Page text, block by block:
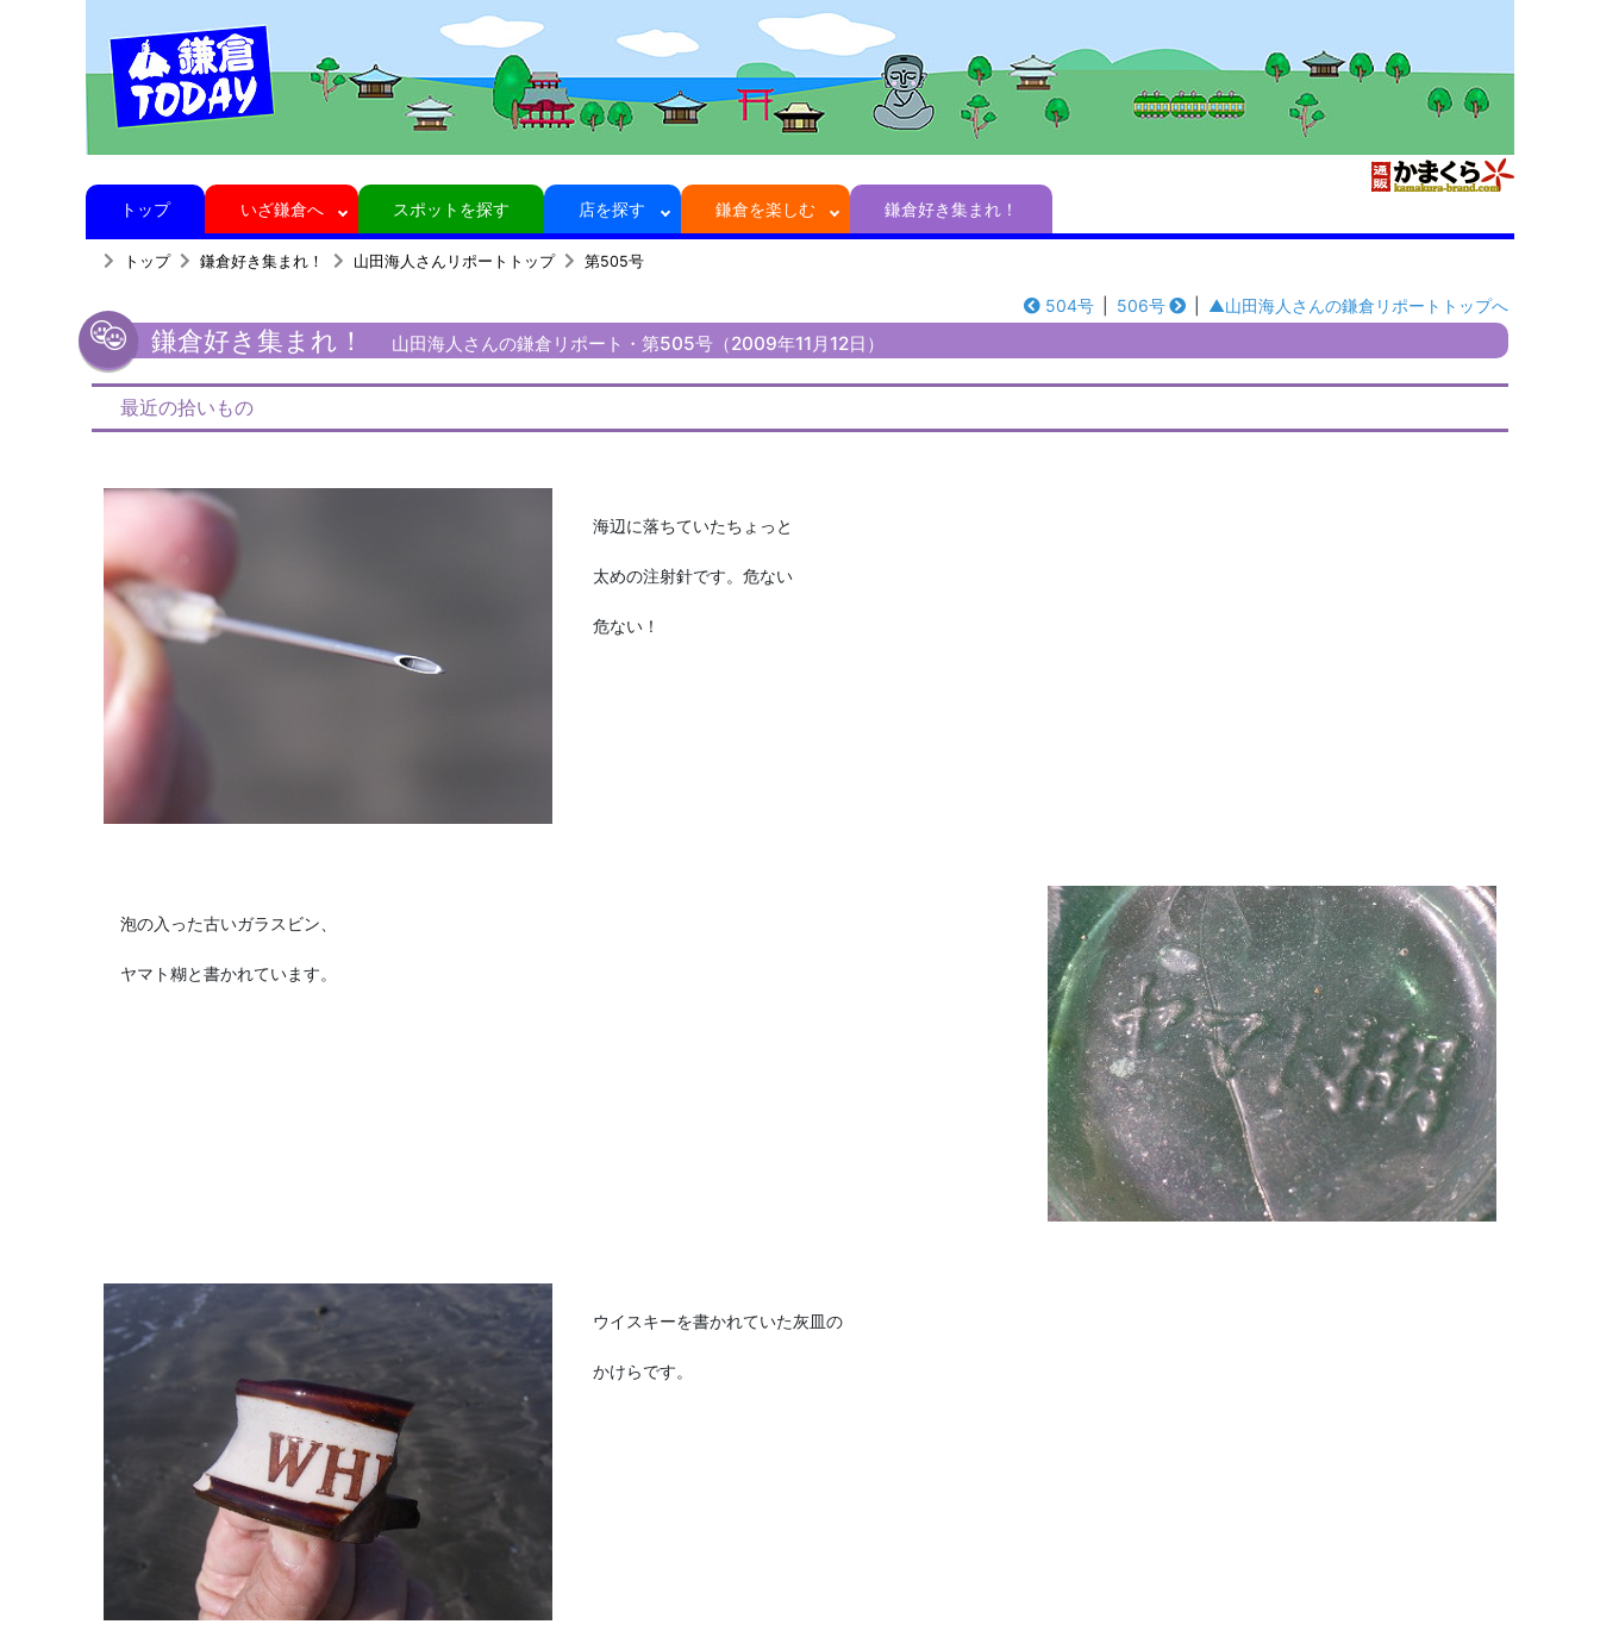
トップ いざ鎌倉へ スポットを探す 店を探す 鎌倉を楽しむ 鎌倉好き集まれ！
トップ 鎌倉好き集まれ！ 山田海人さんリポートトップ 第505号
504号 506号 ▲山田海人さんの鎌倉リポートトップへ
鎌倉好き集まれ！ 山田海人さんの鎌倉リポート・第505号（2009年11月12日）
最近の拾いもの
海辺に落ちていたちょっと
太めの注射針です。危ない
危ない！
泡の入った古いガラスビン、
ヤマト糊と書かれています。
ウイスキーを書かれていた灰皿の
かけらです。